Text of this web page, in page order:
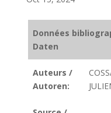
Données
Daten
Auteurs /
Autoren: